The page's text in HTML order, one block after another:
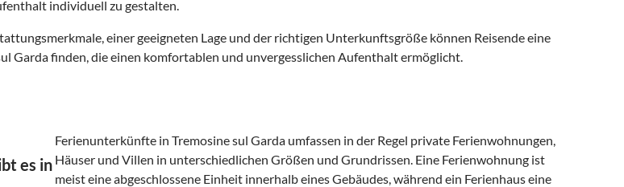
individuell zu gestalten.
einer geeigneten Lage und der richtigen Unterkunftsgröße können Reisende eine
Garda finden, die einen komfortablen und unvergesslichen Aufenthalt ermöglicht.
es in
Ferienunterkünfte in Tremosine sul Garda umfassen in der Regel private Ferienwohnungen,
Häuser und Villen in unterschiedlichen Größen und Grundrissen. Eine Ferienwohnung ist
meist eine abgeschlossene Einheit innerhalb eines Gebäudes, während ein Ferienhaus eine